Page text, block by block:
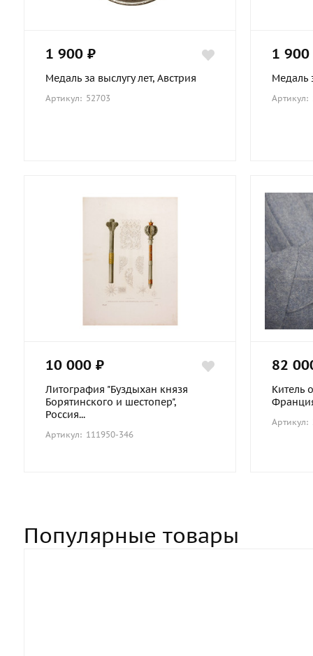
Мундир офицера 3-го
Стрелкового Его Величества
Лейб-Гвардии полка с эполетами
Подробнее о товаре
Дворцовых Гренадер обр.1855 года.
Подробнее о товаре
1 900 ₽
Медаль за выслугу лет, Австрия
Артикул: 52703
1 900
Медаль
Артикул:
10 000 ₽
Литография "Буздыхан князя
Борятинского и шестопер",
Россия...
Артикул: 111950-346
82
Китель
Артикул:
Популярные товары